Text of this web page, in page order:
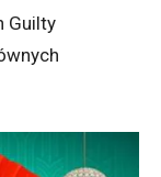
Guilty